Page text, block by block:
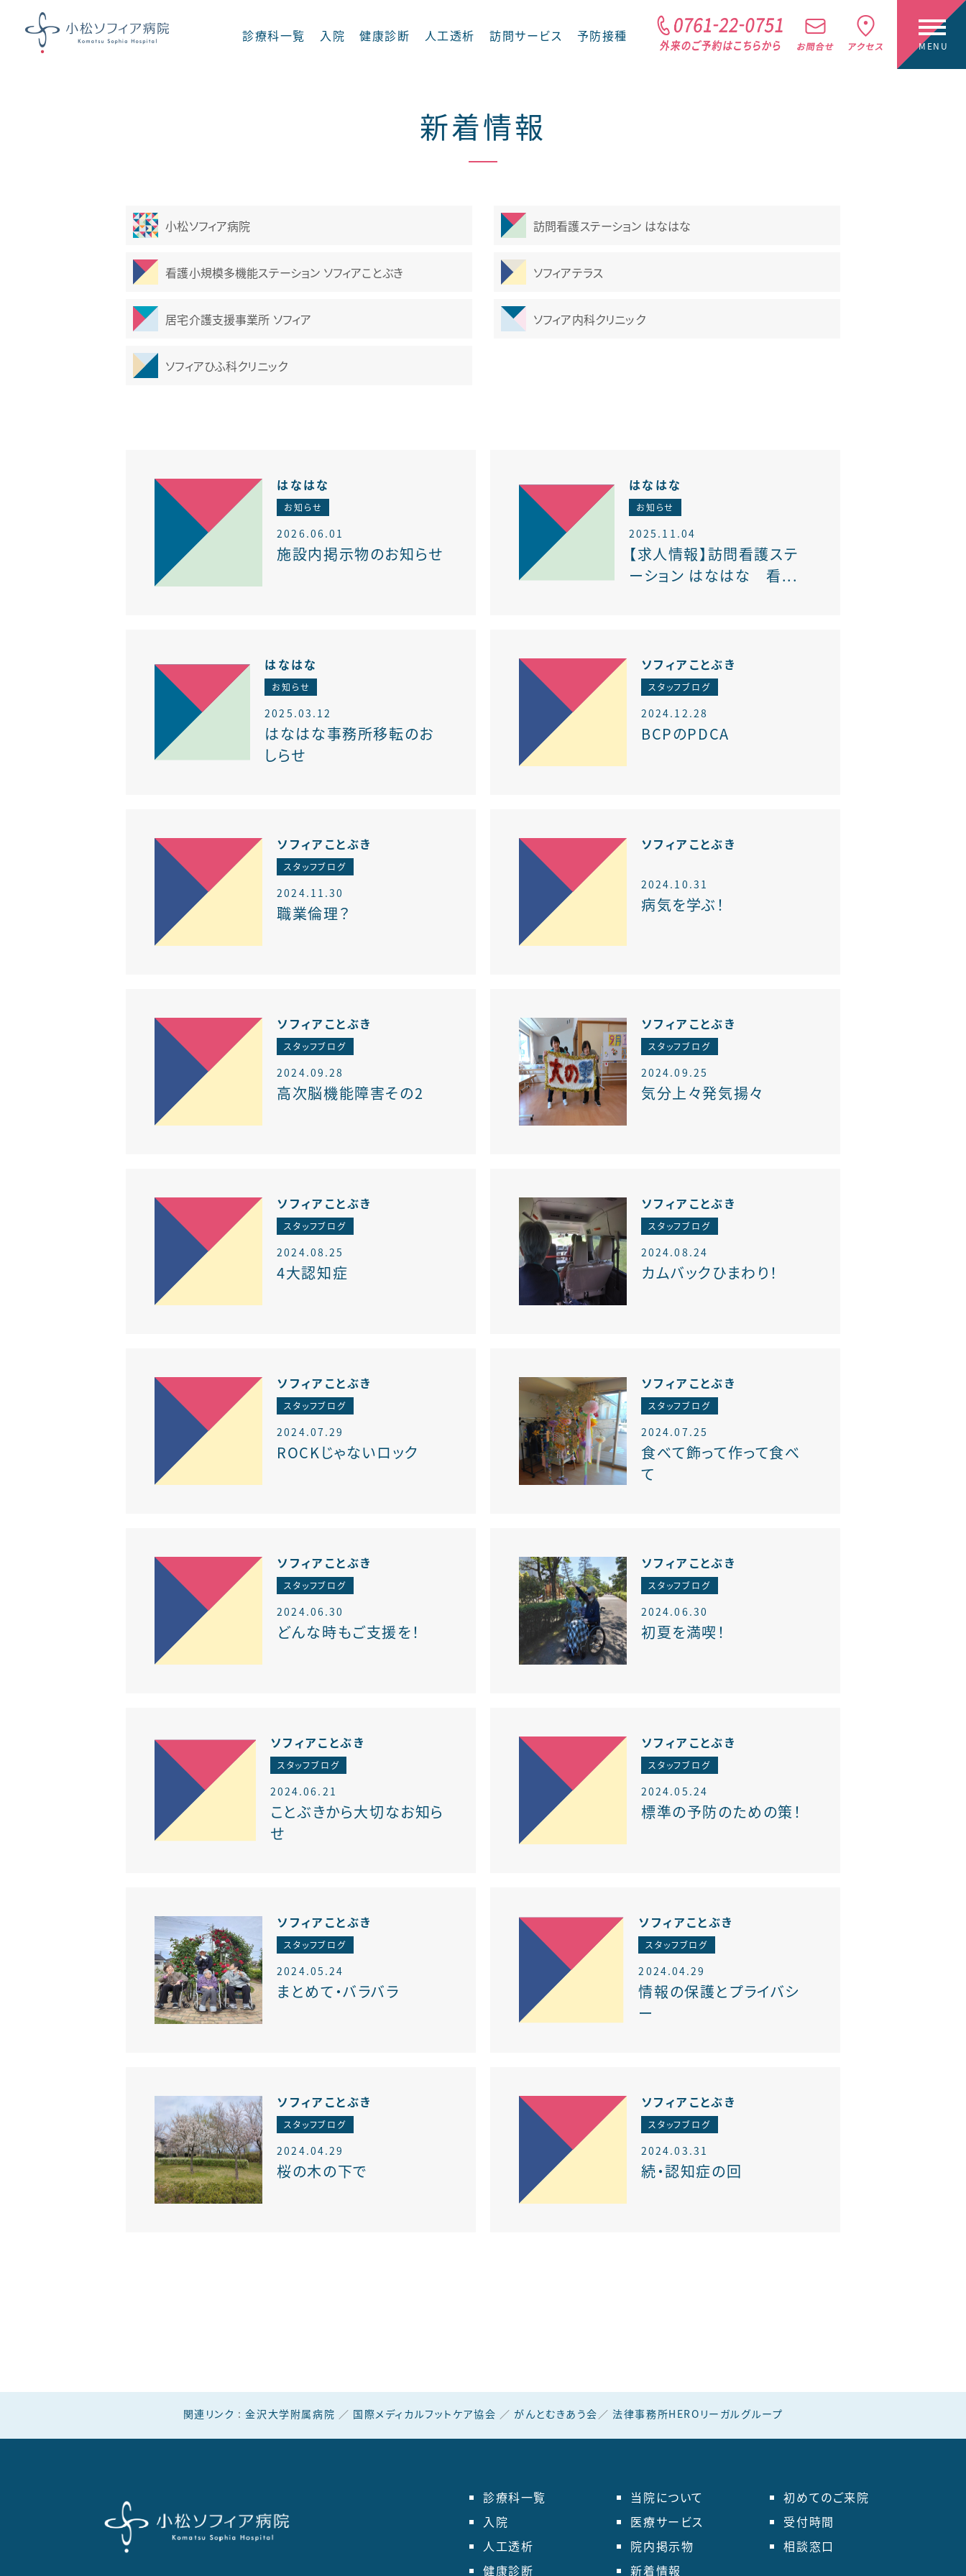
診療科一覧
リハビリテーション科
入院 健康診断 人工透析 訪問サービス 予防接種
新着情報
小松ソフィア病院 訪問看護ステーション はなはな
看護小規模多機能ステーション ソフィアことぶき ソフィアテラス
居宅介護支援事業所 ソフィア ソフィア内科クリニック
ソフィアひふ科クリニック
はなはな
お知らせ
2026.06.01
施設内掲示物のお知らせ
はなはな
お知らせ
2025.11.04
【求人情報】訪問看護ステ
ーション はなはな 看...
はなはな
お知らせ
2025.03.12
はなはな事務所移転のお
しらせ
ソフィアことぶき
スタッフブログ
2024.12.28
BCPのPDCA
ソフィアことぶき
スタッフブログ
2024.11.30
職業倫理？
ソフィアことぶき
2024.10.31
病気を学ぶ！
ソフィアことぶき
スタッフブログ
2024.09.28
高次脳機能障害その2
ソフィアことぶき
スタッフブログ
2024.09.25
気分上々発気揚々
ソフィアことぶき
スタッフブログ
2024.08.25
4大認知症
ソフィアことぶき
スタッフブログ
2024.08.24
カムバックひまわり！
ソフィアことぶき
スタッフブログ
2024.07.29
ROCKじゃないロック
ソフィアことぶき
スタッフブログ
2024.07.25
食べて飾って作って食べ
て
ソフィアことぶき
スタッフブログ
2024.06.30
どんな時もご支援を！
ソフィアことぶき
スタッフブログ
2024.06.30
初夏を満喫！
ソフィアことぶき
スタッフブログ
2024.06.21
ことぶきから大切なお知ら
せ
ソフィアことぶき
スタッフブログ
2024.05.24
標準の予防のための策！
ソフィアことぶき
スタッフブログ
2024.05.24
まとめて・バラバラ
ソフィアことぶき
スタッフブログ
2024.04.29
情報の保護とプライバシ
ー
ソフィアことぶき
スタッフブログ
2024.04.29
桜の木の下で
ソフィアことぶき
スタッフブログ
2024.03.31
続・認知症の回
関連リンク :金沢大学附属病院 ／ 国際メディカルフットケア協会 ／ がんとむきあう会 ／ 法律事務所HEROリーガルグループ
診療科一覧
入院
人工透析
健康診断
当院について
医療サービス
院内掲示物
新着情報
初めてのご来院
受付時間
相談窓口